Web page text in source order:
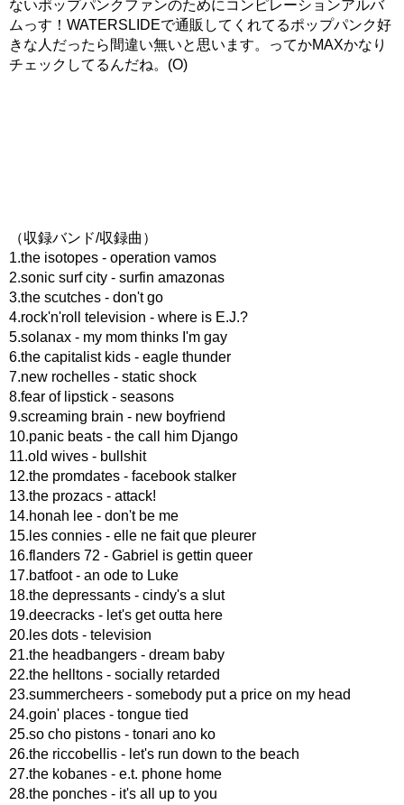
ないポップパンクファンのためにコンピレーションアルバ
ムっす！WATERSLIDEで通販してくれてるポップパンク好
きな人だったら間違い無いと思います。ってかMAXかなり
チェックしてるんだね。(O)
（収録バンド/収録曲）
1.the isotopes - operation vamos
2.sonic surf city - surfin amazonas
3.the scutches - don't go
4.rock'n'roll television - where is E.J.?
5.solanax - my mom thinks I'm gay
6.the capitalist kids - eagle thunder
7.new rochelles - static shock
8.fear of lipstick - seasons
9.screaming brain - new boyfriend
10.panic beats - the call him Django
11.old wives - bullshit
12.the promdates - facebook stalker
13.the prozacs - attack!
14.honah lee - don't be me
15.les connies - elle ne fait que pleurer
16.flanders 72 - Gabriel is gettin queer
17.batfoot - an ode to Luke
18.the depressants - cindy's a slut
19.deecracks - let's get outta here
20.les dots - television
21.the headbangers - dream baby
22.the helltons - socially retarded
23.summercheers - somebody put a price on my head
24.goin' places - tongue tied
25.so cho pistons - tonari ano ko
26.the riccobellis - let's run down to the beach
27.the kobanes - e.t. phone home
28.the ponches - it's all up to you